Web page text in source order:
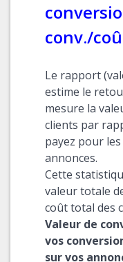
conv./
Le rapport
estime le
mesure la
clients par
payez pour
annonces.
Cette
valeur totale
coût total des
Valeur de
vos
sur vos